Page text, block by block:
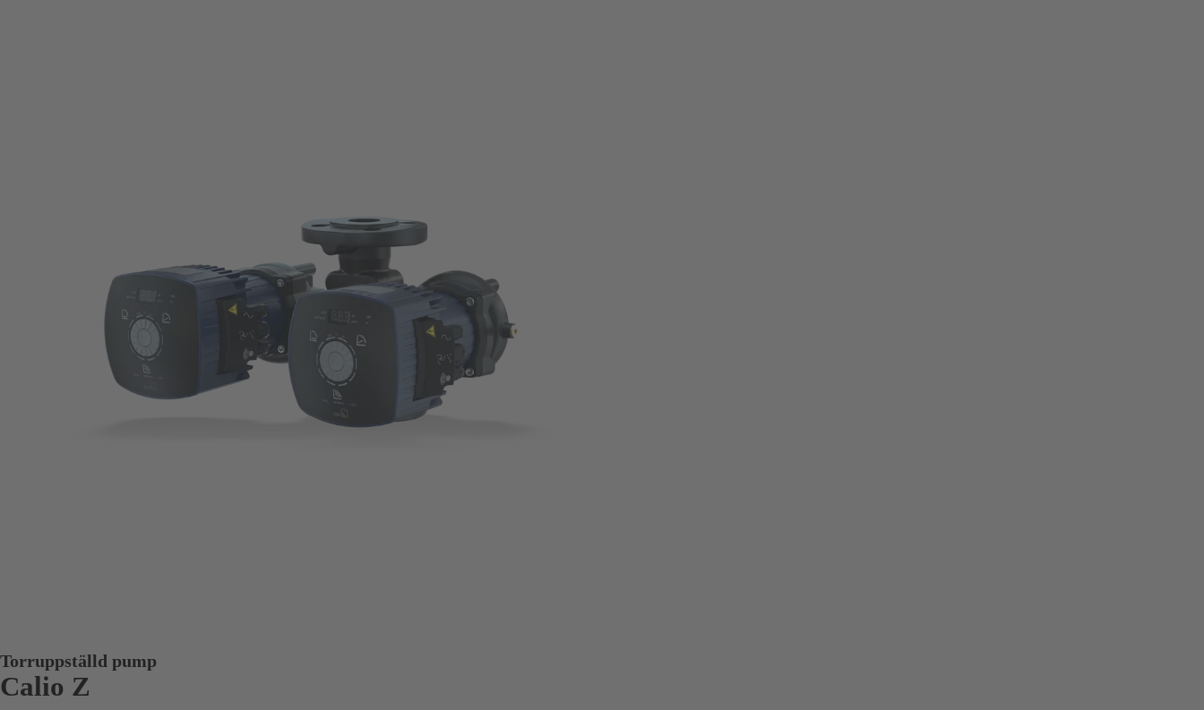
Torruppställd pump
Calio Z